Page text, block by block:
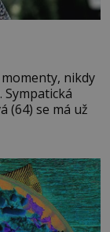
nikdy
(64) se má už